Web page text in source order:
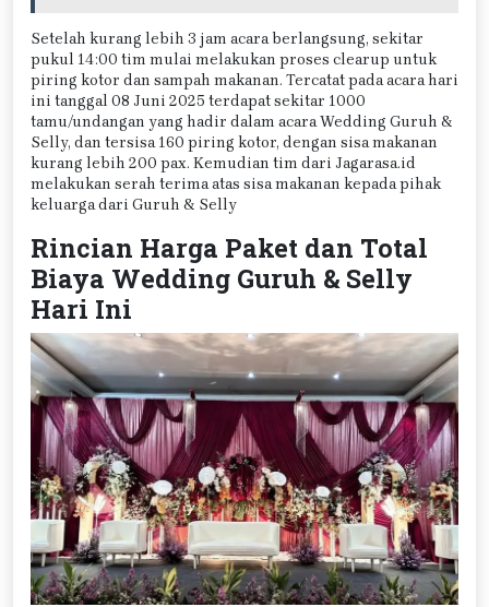
Setelah kurang lebih 3 jam acara berlangsung, sekitar
pukul 14:00 tim mulai melakukan proses clearup untuk
piring kotor dan sampah makanan. Tercatat pada acara hari
ini tanggal 08 Juni 2025 terdapat sekitar 1000
tamu/undangan yang hadir dalam acara Wedding Guruh &
Selly, dan tersisa 160 piring kotor, dengan sisa makanan
kurang lebih 200 pax. Kemudian tim dari Jagarasa.id
melakukan serah terima atas sisa makanan kepada pihak
keluarga dari Guruh & Selly
Rincian Harga Paket dan Total
Biaya Wedding Guruh & Selly
Hari Ini